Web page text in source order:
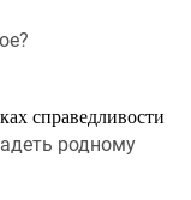
справедливости
родному